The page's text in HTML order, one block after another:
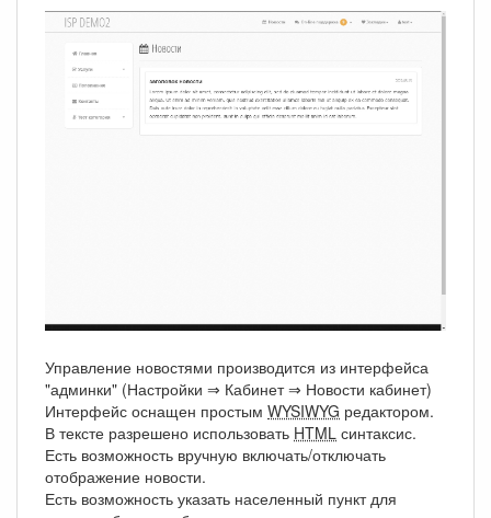
Управление новостями производится из интерфейса
"админки" (Настройки ⇒ Кабинет ⇒ Новости кабинет)
Интерфейс оснащен простым WYSIWYG редактором.
В тексте разрешено использовать HTML синтаксис.
Есть возможность вручную включать/отключать
отображение новости.
Есть возможность указать населенный пункт для